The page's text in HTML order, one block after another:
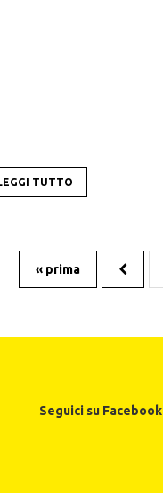
TUTTO
« prima
Seguici su Facebook